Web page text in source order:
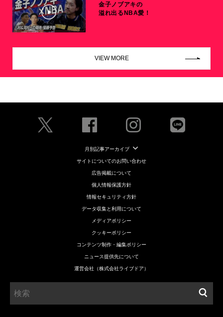
金子ノブアキの
溢れ出るNBA愛！
VIEW MORE
月別記事アーカイブ
サイトについてのお問い合わせ
広告掲載について
個人情報保護方針
情報セキュリティ方針
データ収集と利用について
メディアポリシー
クッキーポリシー
コンテンツ制作・編集ポリシー
ニュース提供先について
運営会社（株式会社ライブドア）